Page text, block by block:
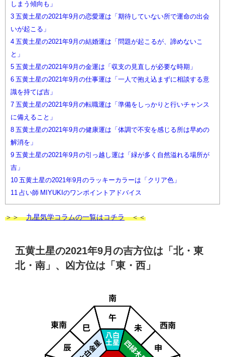
しまう傾向も」
3 五黄土星の2021年9月の恋愛運は「期待していない所で運命の出会
いが起こる」
4 五黄土星の2021年9月の結婚運は「問題が起こるが、諦めないこ
と」
5 五黄土星の2021年9月の金運は「収支の見直しが必要な時期」
6 五黄土星の2021年9月の仕事運は「一人で抱え込まずに相談する意
識を持てば吉」
7 五黄土星の2021年9月の転職運は「準備をしっかりと行いチャンス
に備えること」
8 五黄土星の2021年9月の健康運は「体調で不安を感じる所は早めの
解消を」
9 五黄土星の2021年9月の引っ越し運は「緑が多く自然溢れる場所が
吉」
10 五黄土星の2021年9月のラッキーカラーは「クリア色」
11 占い師 MIYUKIのワンポイントアドバイス
＞＞九星気学コラムの一覧はコチラ＜＜
五黄土星の2021年9月の吉方位は「北・東
北・南」、凶方位は「東・西」